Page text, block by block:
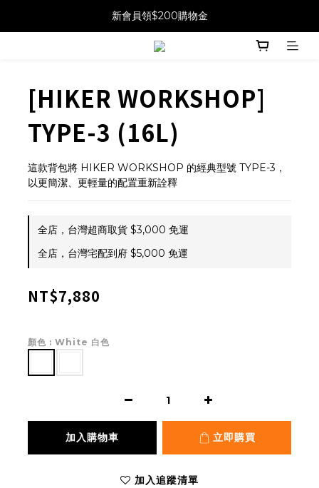
新會員領$200購物金
[HIKER WORKSHOP]
TYPE-3 (16L)
這款背包將 HIKER WORKSHOP 的經典型號 TYPE-3，
以更簡潔、更輕量的配置重新詮釋
全店，台灣超商取貨 $3,000 免運
全店，台灣宅配到府 $5,000 免運
NT$7,880
顏色 : White 白色
加入購物車 立即購買
加入追蹤清單